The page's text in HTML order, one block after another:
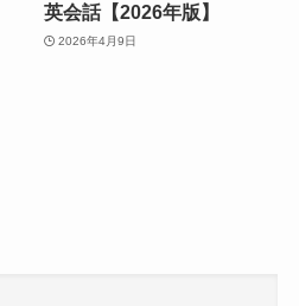
英会話【2026年版】
2026年4月9日